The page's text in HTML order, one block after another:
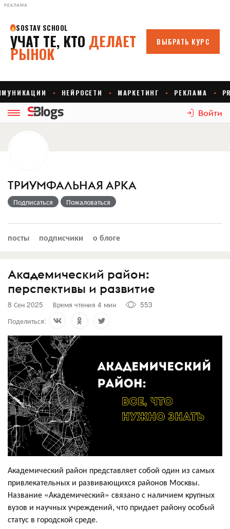
РЕКЛАМА
Войти
ТРИУМФАЛЬНАЯ АРКА
Подписаться Пожаловаться
посты подписчики о блоге
Академический район:
перспективы и развитие
8 Сен 2025 Время чтения 4 мин
553
Поделиться:
Академический район представляет собой один из самых
привлекательных и развивающихся районов Москвы.
Название «Академический» связано с наличием крупных
вузов и научных учреждений, что придает району особый
статус в городской среде.